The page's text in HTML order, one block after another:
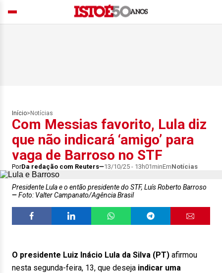
Início> Notícias
Com Messias favorito, Lula diz
que não indicará ‘amigo’ para
vaga de Barroso no STF
PorDa redação com Reuters 13/10/25 - 13h01minEmNotícias
Presidente Lula e o então presidente do STF, Luís Roberto Barroso
Foto: Valter Campanato/Agência Brasil
O presidente Luiz Inácio Lula da Silva (PT) afirmou
nesta segunda-feira, 13, que deseja indicar uma